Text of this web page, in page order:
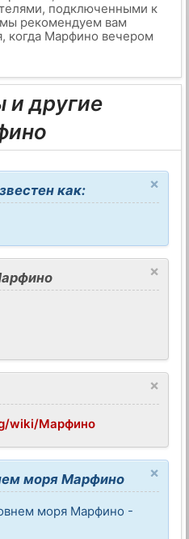
подключенными к
рекомендуем вам
когда Марфино вечером
другие
×
как:
×
×
wiki/Марфино
×
моря Марфино
моря Марфино -